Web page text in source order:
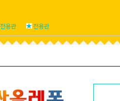
전용관 전용관